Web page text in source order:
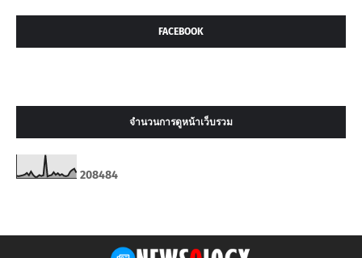
FACEBOOK
จำนวนการดูหน้าเว็บรวม
208484